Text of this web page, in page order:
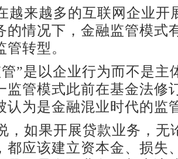
来越多的互联网企业开
的情况下，金融监管模式
转型。
”是以企业行为而不是主
监管模式此前在基金法修
认为是金融混业时代的监
如果开展贷款业务，无
都应该建立资本金、损失